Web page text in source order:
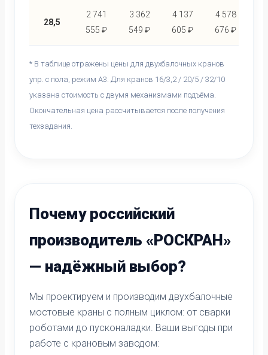
28,5
2 741
555 ₽
3 362
549 ₽
4 137
605 ₽
4 578
676 ₽
* В таблице отражены цены для двухбалочных кранов
упр. с пола, режим А3. Для кранов 16/3,2 / 20/5 / 32/10
указана стоимость с двумя механизмами подъёма.
Окончательная цена рассчитывается после получения
техзадания.
Почему российский
производитель «РОСКРАН»
— надёжный выбор?
Мы проектируем и производим двухбалочные
мостовые краны с полным циклом: от сварки
роботами до пусконаладки. Ваши выгоды при
работе с крановым заводом: